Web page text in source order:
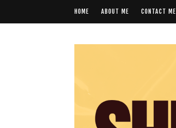
HOME ABOUT ME CONTACT ME